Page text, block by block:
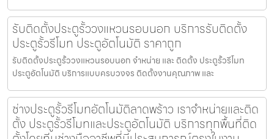
รับติดตั้งประตูรั้ววงแหวนรอบนอก บริการรับติดตั้ง
ประตูรั้วรีโมท ประตูอัตโนมัติ ราคาถูก
รับติดตั้งประตูรั้ววงแหวนรอบนอก จำหน่าย และ ติดตั้ง ประตูรั้วรีโมท
ประตูอัตโนมัติ บริการแบบครบวงจร ติดตั้งงานคุณภาพ และ
ช่างประตูรั้วรีโมทอัตโนมัติลาดพร้าว เราจำหน่ายและติด
ตั้ง ประตูรั้วรีโมทและประตูอัตโนมัติ บริการทุกพื้นที่ติด